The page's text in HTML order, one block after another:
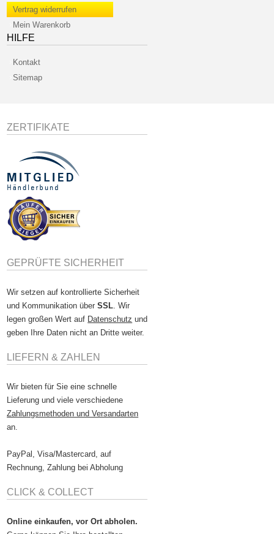
Vertrag widerrufen
Mein Warenkorb
HILFE
Kontakt
Sitemap
ZERTIFIKATE
GEPRÜFTE SICHERHEIT
Wir setzen auf kontrollierte Sicherheit
und Kommunikation überSSL. Wir
legen großen Wert auf Datenschutz und
geben Ihre Daten nicht an Dritte weiter.
LIEFERN & ZAHLEN
Wir bieten für Sie eine schnelle
Lieferung und viele verschiedene
Zahlungsmethoden und Versandarten
an.
PayPal, Visa/Mastercard, auf
Rechnung, Zahlung bei Abholung
CLICK & COLLECT
Online einkaufen, vor Ort abholen.